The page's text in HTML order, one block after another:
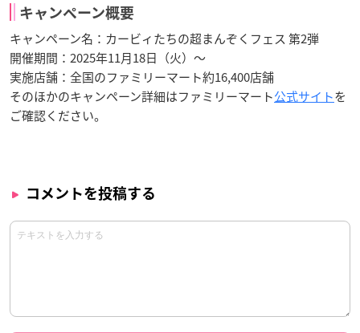
キャンペーン概要
キャンペーン名：カービィたちの超まんぞくフェス 第2弾
開催期間：2025年11月18日（火）〜
実施店舗：全国のファミリーマート約16,400店舗
そのほかのキャンペーン詳細はファミリーマート公式サイトを
ご確認ください。
コメントを投稿する